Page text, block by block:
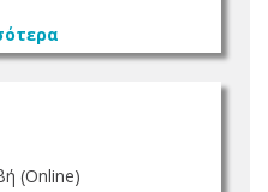
(Online)